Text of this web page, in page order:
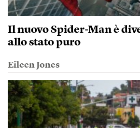
Il nuovo Spider-Man è
allo stato puro
Eileen Jones